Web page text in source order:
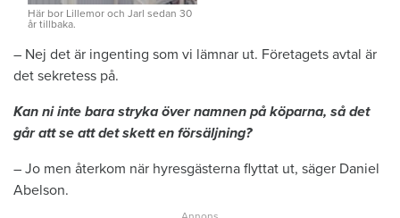
Här bor Lillemor och Jarl sedan 30
år tillbaka.
– Nej det är ingenting som vi lämnar ut. Företagets avtal är
det sekretess på.
Kan ni inte bara stryka över namnen på köparna, så det
går att se att det skett en försäljning?
– Jo men återkom när hyresgästerna flyttat ut, säger Daniel
Abelson.